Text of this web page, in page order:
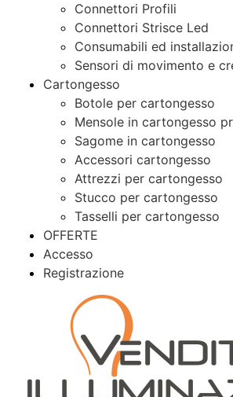
Connettori Profili
Connettori Strisce Led
Consumabili ed
Sensori di movimento e
Cartongesso
Botole per cartongesso
Mensole in cartongesso
Sagome in cartongesso
Accessori cartongesso
Attrezzi per cartongesso
Stucco per cartongesso
Tasselli per cartongesso
OFFERTE
Accesso
Registrazione